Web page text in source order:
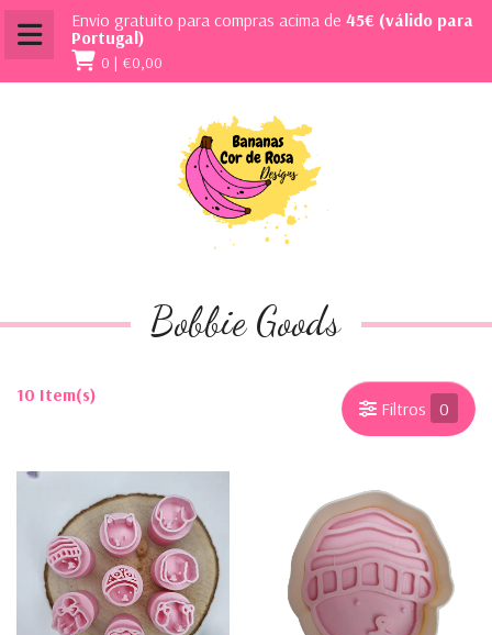
Envio gratuito para compras acima de 45€ (válido para
Portugal)
0 | €0,00
Bobbie Goods
10 Item(s)
Filtros 0